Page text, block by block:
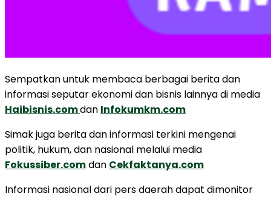
Sempatkan untuk membaca berbagai berita dan
informasi seputar ekonomi dan bisnis lainnya di media
Haibisnis.comdan Infokumkm.com
Simak juga berita dan informasi terkini mengenai
politik, hukum, dan nasional melalui media
Fokussiber.comdan Cekfaktanya.com
Informasi nasional dari pers daerah dapat dimonitor